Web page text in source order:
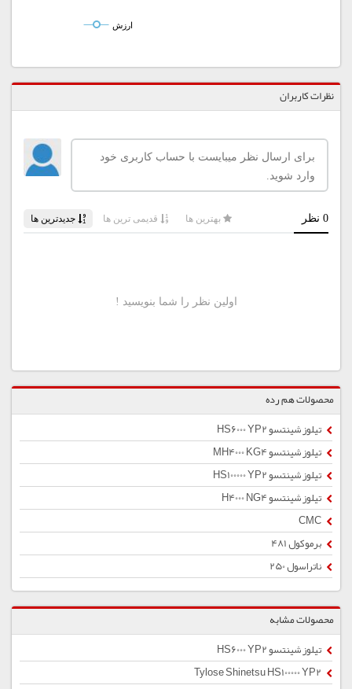
ارزش
نظرات کاربران
محصولات هم رده
تیلوز شینتسو HS6000 YP2
تیلوز شینتسو MH4000 KG4
تیلوز شینتسو HS100000 YP2
تیلوز شینتسو H4000 NG4
برموکول 481
ناتراسول 250
محصولات مشابه
تیلوز شینتسو HS6000 YP2